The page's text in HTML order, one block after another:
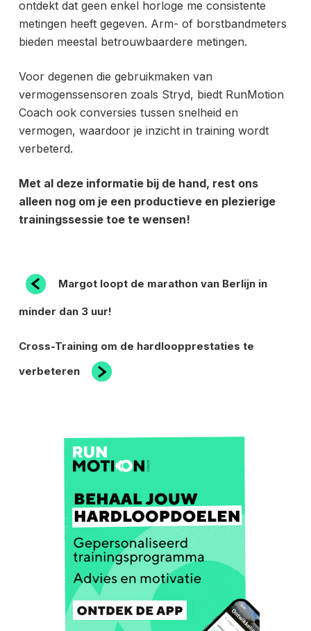
ontdekt dat geen enkel horloge me consistente
metingen heeft gegeven. Arm- of borstbandmeters
bieden meestal betrouwbaardere metingen.
Voor degenen die gebruikmaken van
vermogenssensoren zoals Stryd, biedt RunMotion
Coach ook conversies tussen snelheid en
vermogen, waardoor je inzicht in training wordt
verbeterd.
Met al deze informatie bij de hand, rest ons
alleen nog om je een productieve en plezierige
trainingssessie toe te wensen!
BERICHT
NAVIGATIE
Vorig
bericht
Margot loopt de marathon van Berlijn in
minder dan 3 uur!
Volgend
Cross-Training om de hardloopprestaties te
verbeteren